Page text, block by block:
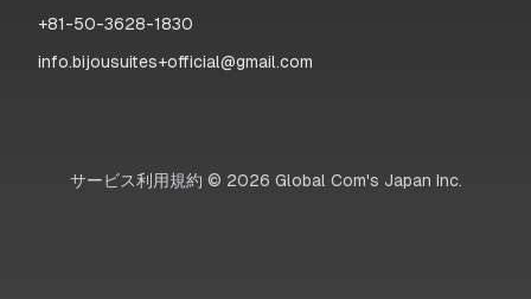
+81-50-3628-1830
info.bijousuites+official@gmail.com
サービス利用規約 © 2026 Global Com's Japan Inc.